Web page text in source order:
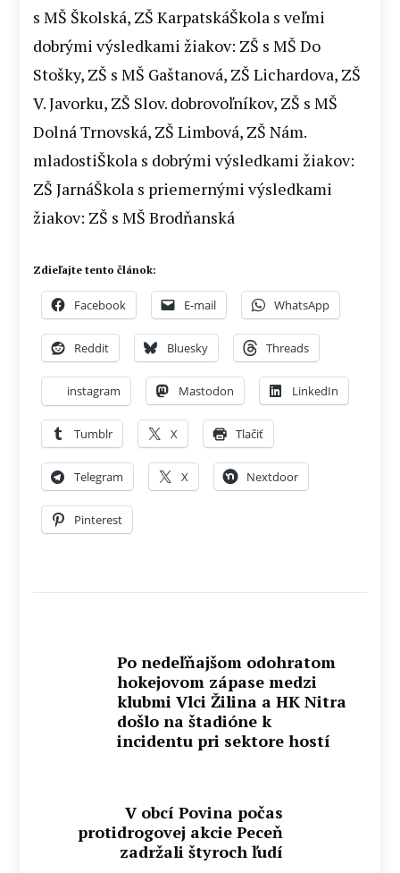
s MŠ Školská, ZŠ KarpatskáŠkola s veľmi
dobrými výsledkami žiakov: ZŠ s MŠ Do
Stošky, ZŠ s MŠ Gaštanová, ZŠ Lichardova, ZŠ
V. Javorku, ZŠ Slov. dobrovoľníkov, ZŠ s MŠ
Dolná Trnovská, ZŠ Limbová, ZŠ Nám.
mladostiŠkola s dobrými výsledkami žiakov:
ZŠ JarnáŠkola s priemernými výsledkami
žiakov: ZŠ s MŠ Brodňanská
Zdieľajte tento článok:
Facebook E-mail WhatsApp
Reddit Bluesky Threads
instagram Mastodon LinkedIn
Tumblr X Tlačiť
Telegram X Nextdoor
Pinterest
Po nedeľňajšom odohratom
hokejovom zápase medzi
klubmi Vlci Žilina a HK Nitra
došlo na štadióne k
incidentu pri sektore hostí
V obcí Povina počas
protidrogovej akcie Peceň
zadržali štyroch ľudí